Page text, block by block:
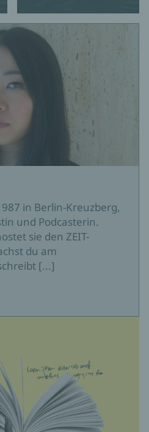
in Berlin-Kreuzberg,
und Podcasterin.
sie den ZEIT-
du am
[...]